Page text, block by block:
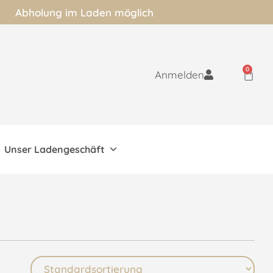
Abholung im Laden möglich
Anmelden 0
Unser Ladengeschäft